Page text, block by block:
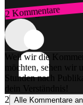
2 Kommentare
Zum Login
Weil wir die
möchten, sehen
Stunden nach
dein Verständnis!
2 Alle Kommentare